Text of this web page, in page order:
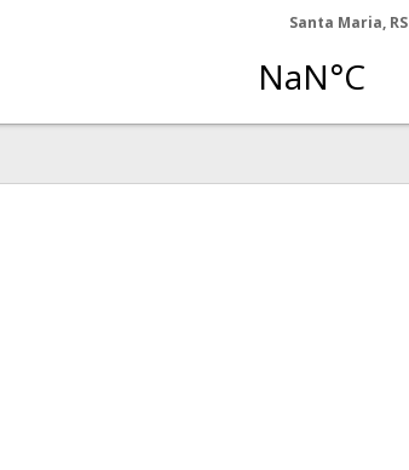
Santa Maria, RS